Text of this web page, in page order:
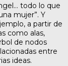
todo lo que
mujer”. Y
a partir de
como alas,
de nodos
entre
ideas.